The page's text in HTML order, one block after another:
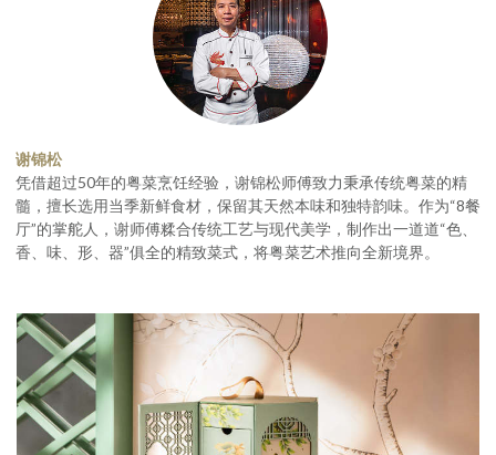
谢锦松
凭借超过50年的粤菜烹饪经验，谢锦松师傅致力秉承传统粤菜的精
髓，擅长选用当季新鲜食材，保留其天然本味和独特韵味。作为“8餐
厅”的掌舵人，谢师傅糅合传统工艺与现代美学，制作出一道道“色、
香、味、形、器”俱全的精致菜式，将粤菜艺术推向全新境界。